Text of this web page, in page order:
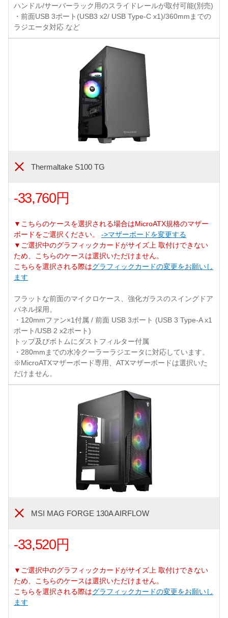
ハンドル/サーバーラック用のスライドレールが取付可能(別売)
・前面USB 3ポート(USB3 x2/ USB Type-C x1)/360mmまでの
ラジエータ対応 など
Thermaltake S100 TG
-33,760円
▼こちらのケースを選択される場合はMicroATX規格のマザー
ボードをご選択ください。 ->マザーボードを変更する
▼ご選択中のグラフィックカードがサイズ上 取付けできない
ため、こちらのケースは選択いただけません。
こちらを選択される際はグラフィックカードの変更をお願いし
ます
フラットな前面のマイクロケース、強化ガラスのスイングドア
パネル採用。
・120mmファン×1付属 / 前面 USB 3ポート (USB 3 Type-A x1
ポート/USB 2 x2ポート)
トップ及びボトムにダストフィルター付属
・280mmまでの水冷クーラーラジエータに対応しています。
※MicroATXマザーボード専用、ATXマザーボードは選択いた
だけません。
MSI MAG FORGE 130A AIRFLOW
-33,520円
▼ご選択中のグラフィックカードがサイズ上 取付けできない
ため、こちらのケースは選択いただけません。
こちらを選択される際はグラフィックカードの変更をお願いし
ます